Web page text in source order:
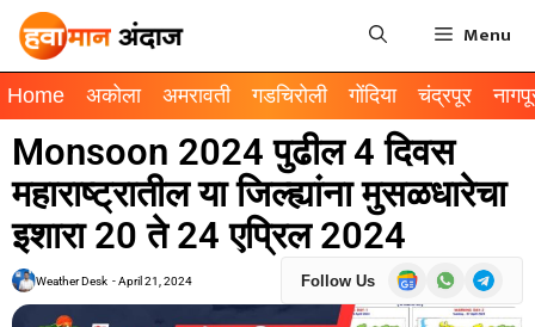
Menu
Home अकोला अमरावती गडचिरोली गोंदिया चंद्रपूर
Monsoon 2024 पुढील 4 दिवस
महाराष्ट्रातील या जिल्ह्यांना मुसळधारेचा
इशारा 20 ते 24 एप्रिल 2024
Weather Desk -April 21, 2024 Follow Us